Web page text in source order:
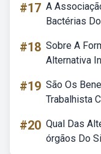
#17 A
Bactérias
#18 Sobre A
Alternativa
#19 São Os
Trabalhista
#20 Qual Das
órgãos Do